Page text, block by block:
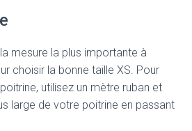
mesure la plus importante à
choisir la bonne taille XS. Pour
utilisez un mètre ruban et
large de votre poitrine en passant